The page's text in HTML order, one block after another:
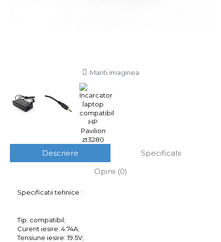
Mariti imaginea
Descriere
Specificatii
Opinii (0)
Specificatii tehnice :
Tip: compatibil;
Curent iesire: 4.74A;
Tensiune iesire: 19.5V;